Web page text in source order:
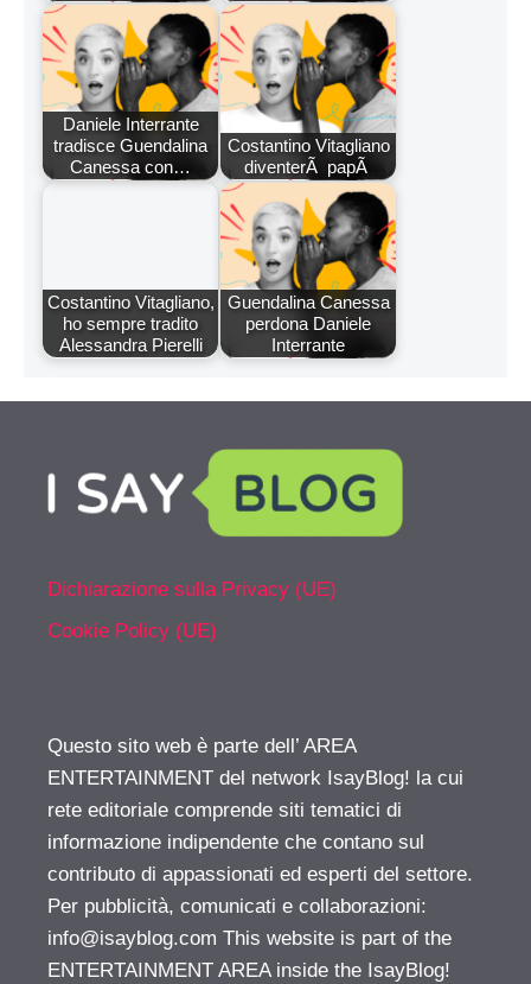
Daniele Interrante
tradisce Guendalina
Canessa con…
Costantino Vitagliano
diventerÃ papÃ
Costantino Vitagliano,
ho sempre tradito
Alessandra Pierelli
Guendalina Canessa
perdona Daniele
Interrante
Dichiarazione sulla Privacy (UE)
Cookie Policy (UE)
Questo sito web è parte dell’ AREA
ENTERTAINMENT del network IsayBlog! la cui
rete editoriale comprende siti tematici di
informazione indipendente che contano sul
contributo di appassionati ed esperti del settore.
Per pubblicità, comunicati e collaborazioni:
info@isayblog.com This website is part of the
ENTERTAINMENT AREA inside the IsayBlog!